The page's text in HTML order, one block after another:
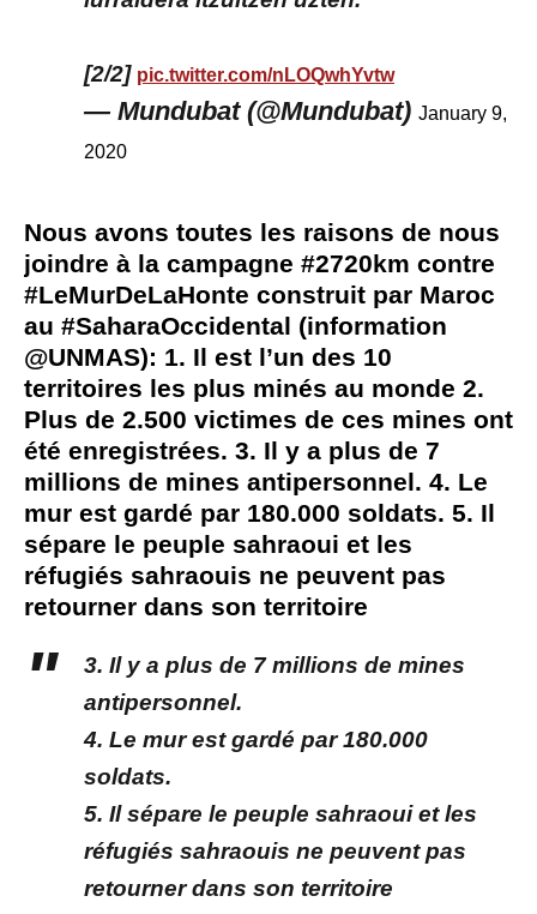
[2/2] pic.twitter.com/nLOQwhYvtw
— Mundubat (@Mundubat) January 9,
2020
Nous avons toutes les raisons de nous
joindre à la campagne #2720km contre
#LeMurDeLaHonte construit par Maroc
au #SaharaOccidental (information
@UNMAS): 1. Il est l’un des 10
territoires les plus minés au monde 2.
Plus de 2.500 victimes de ces mines ont
été enregistrées. 3. Il y a plus de 7
millions de mines antipersonnel. 4. Le
mur est gardé par 180.000 soldats. 5. Il
sépare le peuple sahraoui et les
réfugiés sahraouis ne peuvent pas
retourner dans son territoire
3. Il y a plus de 7 millions de mines
antipersonnel.
4. Le mur est gardé par 180.000
soldats.
5. Il sépare le peuple sahraoui et les
réfugiés sahraouis ne peuvent pas
retourner dans son territoire